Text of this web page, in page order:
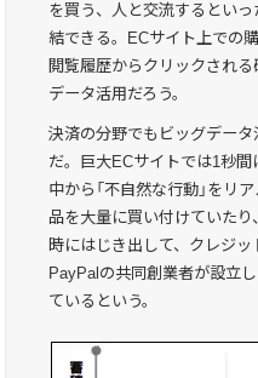
を買う、人と交流するとい
結できる。ECサイト上での
閲覧履歴からクリックされ
データ活用だろう。
決済の分野でもビッグデー
だ。巨大ECサイトでは1秒
中から「不自然な行動」をリ
品を大量に買い付けていた
時にはじき出して、クレジ
PayPalの共同創業者が設立
ているという。